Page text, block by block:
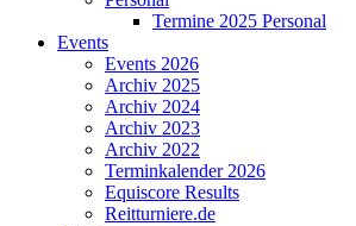
Termine 2025 Personal
Events
Events 2026
Archiv 2025
Archiv 2024
Archiv 2023
Archiv 2022
Terminkalender 2026
Equiscore Results
Reitturniere.de